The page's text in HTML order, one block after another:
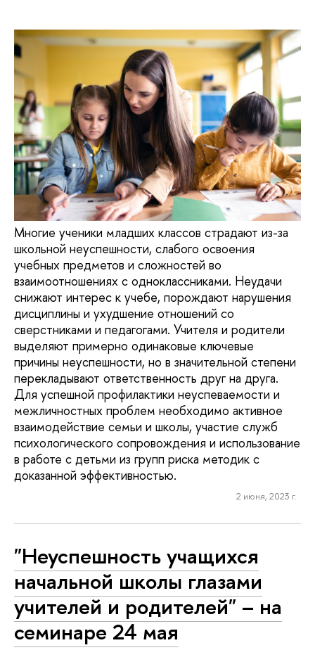
Многие ученики младших классов страдают из-за
школьной неуспешности, слабого освоения
учебных предметов и сложностей во
взаимоотношениях с одноклассниками. Неудачи
снижают интерес к учебе, порождают нарушения
дисциплины и ухудшение отношений со
сверстниками и педагогами. Учителя и родители
выделяют примерно одинаковые ключевые
причины неуспешности, но в значительной степени
перекладывают ответственность друг на друга.
Для успешной профилактики неуспеваемости и
межличностных проблем необходимо активное
взаимодействие семьи и школы, участие служб
психологического сопровождения и использование
в работе с детьми из групп риска методик с
доказанной эффективностью.
2 июня, 2023 г.
"Неуспешность учащихся
начальной школы глазами
учителей и родителей" – на
семинаре 24 мая